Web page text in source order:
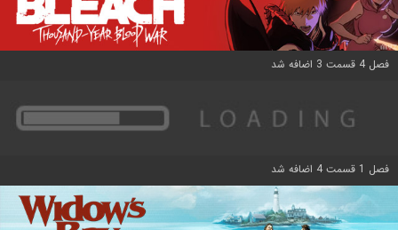
فصل 4 قسمت 3 اضافه شد
فصل 1 قسمت 4 اضافه شد